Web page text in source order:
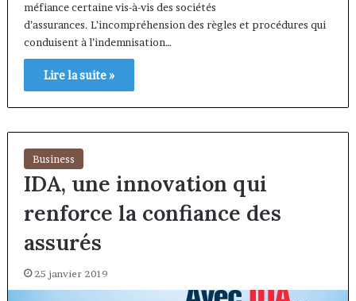
méfiance certaine vis-à-vis des sociétés
d’assurances. L’incompréhension des règles et procédures qui
conduisent à l’indemnisation…
Lire la suite »
Business
IDA, une innovation qui
renforce la confiance des
assurés
25 janvier 2019